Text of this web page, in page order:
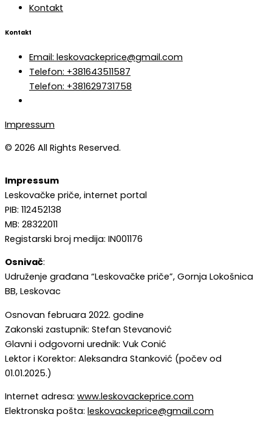
Kontakt
Kontakt
Email: leskovackeprice@gmail.com
Telefon: +381643511587
Telefon: +381629731758
Impressum
© 2026 All Rights Reserved.
Impressum
Leskovačke priče, internet portal
PIB: 112452138
MB: 28322011
Registarski broj medija: IN001176
Osnivač:
Udruženje građana “Leskovačke priče”, Gornja Lokošnica
BB, Leskovac
Osnovan februara 2022. godine
Zakonski zastupnik: Stefan Stevanović
Glavni i odgovorni urednik: Vuk Conić
Lektor i Korektor: Aleksandra Stanković (počev od
01.01.2025.)
Internet adresa: www.leskovackeprice.com
Elektronska pošta: leskovackeprice@gmail.com